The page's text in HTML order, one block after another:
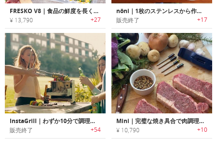
FRESKO V8｜食品の鮮度を長く保つハンズフリーバキュームシーラー「フレスコV8」
¥ 13,790 +27
nöni｜1枚のステンレスから作られた調理器具シリーズ「nöni」
販売終了 +17
InstaGrill｜わずか10分で調理可能なコンパクトBBQグリル「インスタグリル」
販売終了 +54
Mini｜完璧な焼き具合で肉調理が楽しめるワイヤレス温度計「ミニ」
¥ 10,790 +10